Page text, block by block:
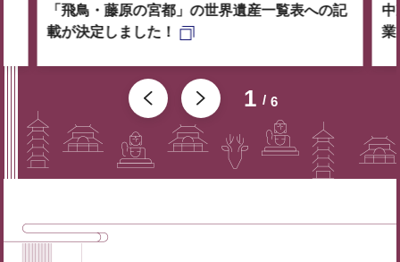
1 6
「飛鳥・藤原の宮都」の世界遺産一覧表への記
載が決定しました！
中
業